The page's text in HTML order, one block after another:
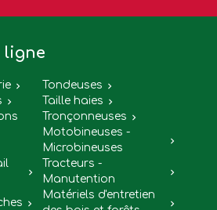
ligne
 Tondeuses 
 Taille haies 
Tronçonneuses 
Motobineuses -
Microbineuses


Tracteurs -
Manutention


Matériels d'entretien
